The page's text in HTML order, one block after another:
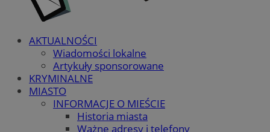
AKTUALNOŚCI
Wiadomości lokalne
Artykuły sponsorowane
KRYMINALNE
MIASTO
INFORMACJE O MIEŚCIE
Historia miasta
Ważne adresy i telefony